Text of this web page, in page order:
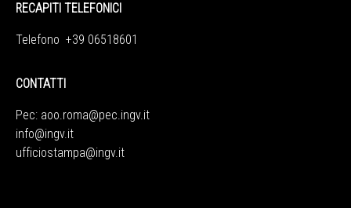
RECAPITI TELEFONICI
Telefono +39 06518601
CONTATTI
Pec: aoo.roma@pec.ingv.it
info@ingv.it
ufficiostampa@ingv.it